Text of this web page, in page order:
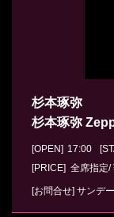
杉本琢弥
杉本琢弥
[OPEN] 17:00
[PRICE] 全席指定/
[お問合せ] サンデ